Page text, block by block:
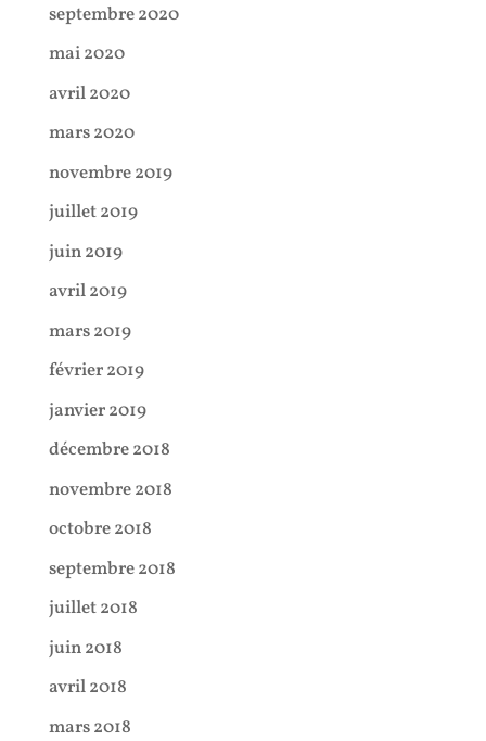
septembre 2020
mai 2020
avril 2020
mars 2020
novembre 2019
juillet 2019
juin 2019
avril 2019
mars 2019
février 2019
janvier 2019
décembre 2018
novembre 2018
octobre 2018
septembre 2018
juillet 2018
juin 2018
avril 2018
mars 2018